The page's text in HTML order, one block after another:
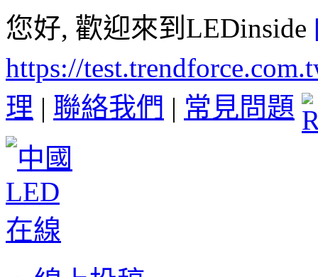
您好, 歡迎來到LEDinside
https://
理 | 聯絡我們 | 常見問題